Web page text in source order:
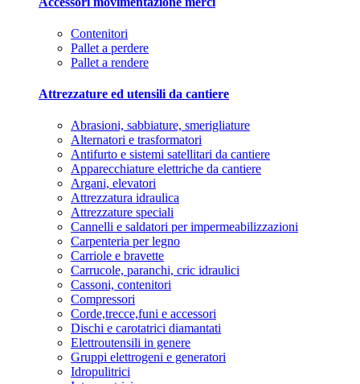
Contenitori
Pallet a perdere
Pallet a rendere
Attrezzature ed utensili da cantiere
Abrasioni, sabbiature, smerigliature
Alternatori e trasformatori
Antifurto e sistemi satellitari da cantiere
Apparecchiature elettriche da cantiere
Argani, elevatori
Attrezzatura idraulica
Attrezzature speciali
Cannelli e saldatori per impermeabilizzazioni
Carpenteria per legno
Carriole e bravette
Carrucole, paranchi, cric idraulici
Cassoni, contenitori
Compressori
Corde,trecce,funi e accessori
Dischi e carotatrici diamantati
Elettroutensili in genere
Gruppi elettrogeni e generatori
Idropulitrici